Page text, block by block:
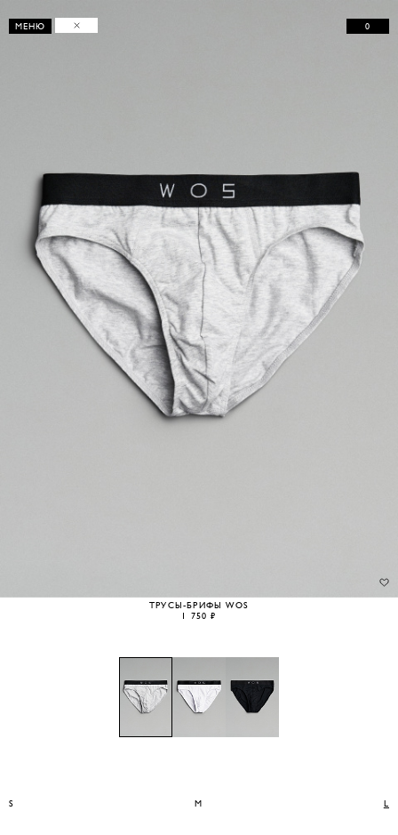
МЕНЮ 0
ТРУСЫ-БРИФЫ WOS
1 750 ₽
S M L